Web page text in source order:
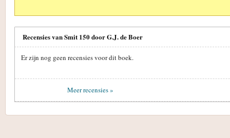
Recensies van Smit 150 door G.J. de Boer
Er zijn nog geen recensies voor dit boek.
Meer recensies »